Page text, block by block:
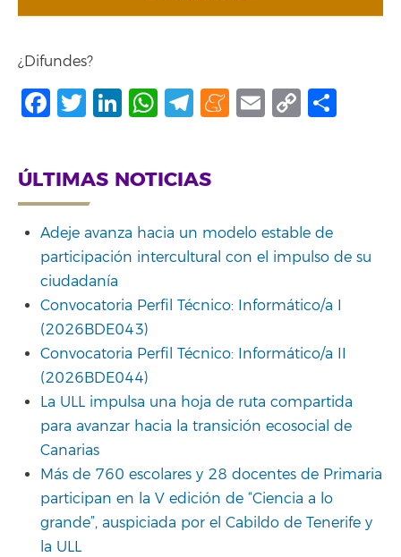
¿Difundes?
Facebook
Twitter
LinkedIn
WhatsApp
Telegram
Meneame
Email
Copy
ÚLTIMAS NOTICIAS
Adeje avanza hacia un modelo estable de
participación intercultural con el impulso de su
ciudadanía
Convocatoria Perfil Técnico: Informático/a I
(2026BDE043)
Convocatoria Perfil Técnico: Informático/a II
(2026BDE044)
La ULL impulsa una hoja de ruta compartida
para avanzar hacia la transición ecosocial de
Canarias
Más de 760 escolares y 28 docentes de Primaria
participan en la V edición de “Ciencia a lo
grande”, auspiciada por el Cabildo de Tenerife y
la ULL